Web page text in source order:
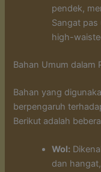
pendek,
Sangat
high-
Bahan Umum dalam
Bahan yang
berpengaruh
Berikut adalah
Wol:
dan